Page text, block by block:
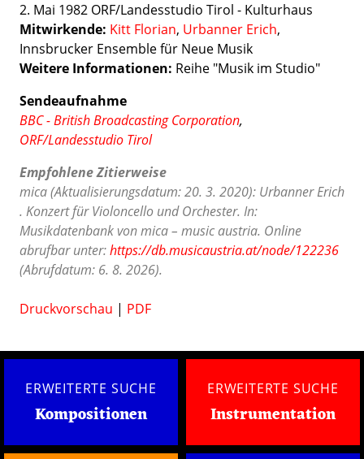
2. Mai 1982 ORF/Landesstudio Tirol - Kulturhaus
Mitwirkende: Kitt Florian, Urbanner Erich,
Innsbrucker Ensemble für Neue Musik
Weitere Informationen: Reihe "Musik im Studio"
Sendeaufnahme
BBC - British Broadcasting Corporation,
ORF/Landesstudio Tirol
Empfohlene Zitierweise
mica (Aktualisierungsdatum: 20. 3. 2020): Urbanner Erich
. Konzert für Violoncello und Orchester. In:
Musikdatenbank von mica – music austria. Online
abrufbar unter:https://db.musicaustria.at/node/122236
(Abrufdatum: 6. 8. 2026).
Druckvorschau | PDF
ERWEITERTE SUCHE
Kompositionen
ERWEITERTE SUCHE
Instrumentation